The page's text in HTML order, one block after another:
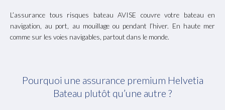
L’assurance tous risques bateau AVISE couvre votre bateau en
navigation, au port, au mouillage ou pendant l’hiver. En haute mer
comme sur les voies navigables, partout dans le monde.
Pourquoi une assurance premium Helvetia
Bateau plutôt qu’une autre ?